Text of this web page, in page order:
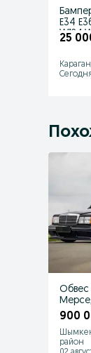
Е34
25
Обвес
900
район